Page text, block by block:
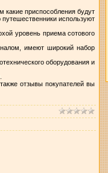
какие приспособления будут
используют
уровень приема сотового
имеют широкий набор
оборудования и
отзывы покупателей вы